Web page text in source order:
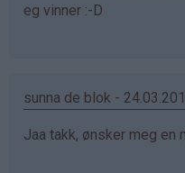
eg vinner :-D
sunna de blok -
Jaa takk, ønsker meg en